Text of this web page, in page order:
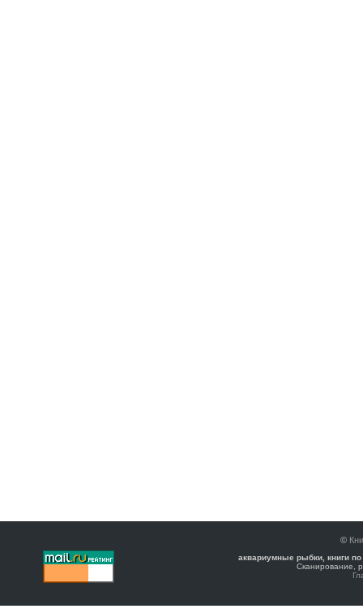
©
аквариумные рыбки, книги
Сканирование,